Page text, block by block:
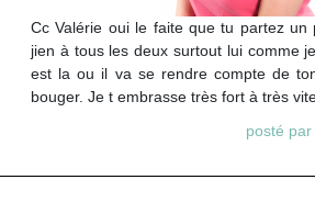
Cc Valérie oui le faite que tu partez un
jien à tous les deux surtout lui comme
est la ou il va se rendre compte de
bouger. Je t embrasse très fort à très
posté